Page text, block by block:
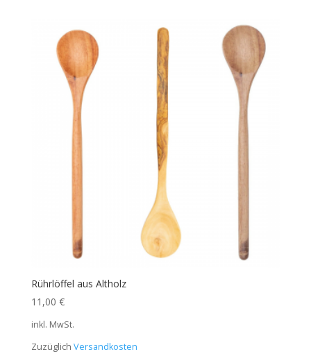
Rührlöffel aus Altholz
11,00 €
inkl. MwSt.
Zuzüglich Versandkosten